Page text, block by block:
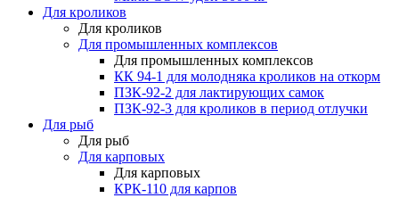
Для кроликов
Для кроликов
Для промышленных комплексов
Для промышленных комплексов
КК 94-1 для молодняка кроликов на откорм
ПЗК-92-2 для лактирующих самок
ПЗК-92-3 для кроликов в период отлучки
Для рыб
Для рыб
Для карповых
Для карповых
КРК-110 для карпов